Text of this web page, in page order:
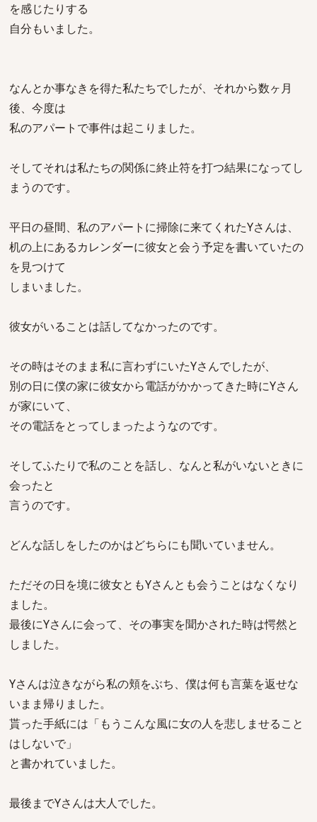
を感じたりする
自分もいました。
なんとか事なきを得た私たちでしたが、それから数ヶ月
後、今度は
私のアパートで事件は起こりました。
そしてそれは私たちの関係に終止符を打つ結果になってし
まうのです。
平日の昼間、私のアパートに掃除に来てくれたYさんは、
机の上にあるカレンダーに彼女と会う予定を書いていたの
を見つけて
しまいました。
彼女がいることは話してなかったのです。
その時はそのまま私に言わずにいたYさんでしたが、
別の日に僕の家に彼女から電話がかかってきた時にYさん
が家にいて、
その電話をとってしまったようなのです。
そしてふたりで私のことを話し、なんと私がいないときに
会ったと
言うのです。
どんな話しをしたのかはどちらにも聞いていません。
ただその日を境に彼女ともYさんとも会うことはなくなり
ました。
最後にYさんに会って、その事実を聞かされた時は愕然と
しました。
Yさんは泣きながら私の頬をぶち、僕は何も言葉を返せな
いまま帰りました。
貰った手紙には「もうこんな風に女の人を悲しませること
はしないで」
と書かれていました。
最後までYさんは大人でした。